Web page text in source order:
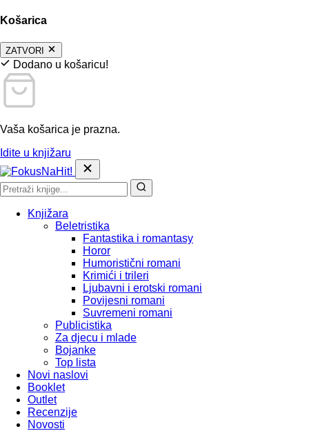
Košarica
ZATVORI
Dodano u košaricu!
Vaša košarica je prazna.
Idite u knjižaru
Knjižara
Beletristika
Fantastika i romantasy
Horor
Humoristični romani
Krimići i trileri
Ljubavni i erotski romani
Povijesni romani
Suvremeni romani
Publicistika
Za djecu i mlade
Bojanke
Top lista
Novi naslovi
Booklet
Outlet
Recenzije
Novosti